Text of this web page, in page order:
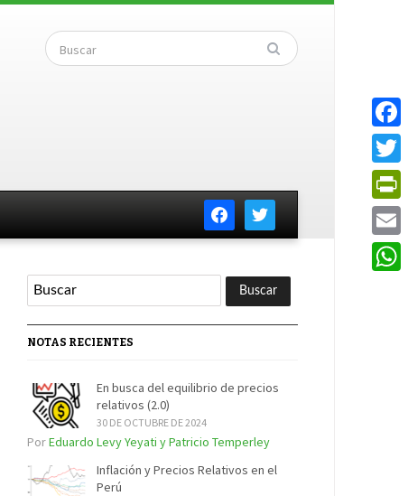
facebooktwitter
NOTAS RECIENTES
En busca del equilibrio de precios
relativos (2.0)
30 DE OCTUBRE DE 2024
PorEduardo Levy Yeyati y Patricio Temperley
Inflación y Precios Relativos en el
Perú
Email